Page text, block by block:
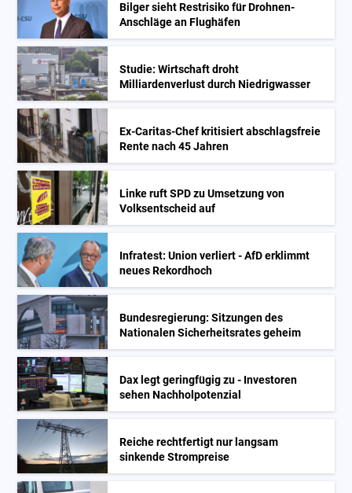
Bilger sieht Restrisiko für Drohnen-
Anschläge an Flughäfen
Studie: Wirtschaft droht
Milliardenverlust durch Niedrigwasser
Ex-Caritas-Chef kritisiert abschlagsfreie
Rente nach 45 Jahren
Linke ruft SPD zu Umsetzung von
Volksentscheid auf
Infratest: Union verliert - AfD erklimmt
neues Rekordhoch
Bundesregierung: Sitzungen des
Nationalen Sicherheitsrates geheim
Dax legt geringfügig zu - Investoren
sehen Nachholpotenzial
Reiche rechtfertigt nur langsam
sinkende Strompreise